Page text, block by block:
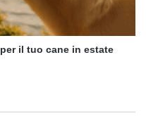
il tuo cane in estate